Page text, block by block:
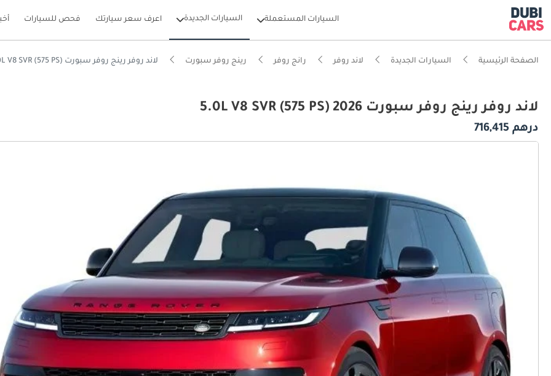
السيارات المستعملة السيارات الجديدة اعرف سعر سيارتك فحص للسيارات
الصفحة الرئيسية السيارات الجديدة لاند روفر رانج روفر رينج روفر سبورت لاند روفر رينج روفر سبورت 5.0L V8 SVR (575 PS)
لاند روفر رينج روفر سبورت 5.0L V8 SVR (575 PS) 2026
درهم 716,415